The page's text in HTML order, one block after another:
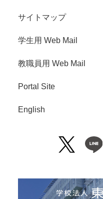
サイトマップ
学生用 Web Mail
教職員用 Web Mail
Portal Site
English